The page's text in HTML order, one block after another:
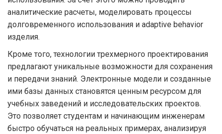
аналитические расчеты, моделировать процессы
долговременного использования и adaptive behavior
изделия.
Кроме того, технологии трехмерного проектирования
предлагают уникальные возможности для сохранения
и передачи знаний. Электронные модели и созданные
ими базы данных становятся ценным ресурсом для
учебных заведений и исследовательских проектов.
Это позволяет студентам и начинающим инженерам
быстро обучаться на реальных примерах, анализируя